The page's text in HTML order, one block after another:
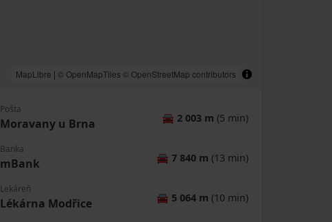
MapLibre | © OpenMapTiles © OpenStreetMap contributors
Pošta
Moravany u Brna 🚘 2 003 m (5 min)
Banka
mBank 🚘 7 840 m (13 min)
Lekáreň
Lékárna Modřice 🚘 5 064 m (10 min)